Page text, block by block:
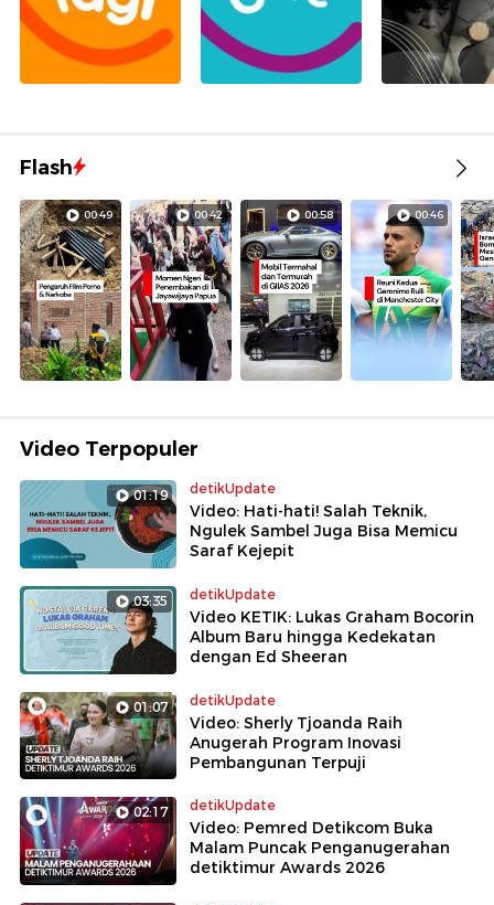
Flash
00:49 00:42 00:58 00:46
Video Terpopuler
01:19 detikUpdate
Video: Hati-hati! Salah Teknik,
Ngulek Sambel Juga Bisa Memicu
Saraf Kejepit
03:35 detikUpdate
Video KETIK: Lukas Graham Bocorin
Album Baru hingga Kedekatan
dengan Ed Sheeran
01:07 detikUpdate
Video: Sherly Tjoanda Raih
Anugerah Program Inovasi
Pembangunan Terpuji
02:17 detikUpdate
Video: Pemred Detikcom Buka
Malam Puncak Penganugerahan
detiktimur Awards 2026